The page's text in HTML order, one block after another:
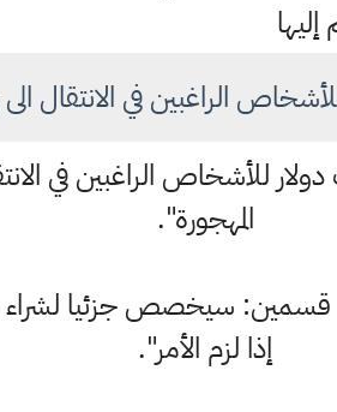
"سنقدم ما يصل إلى 30 ألف دولار
المهجورة".
سيخصص جزئيا لشراء
إذا لزم الأمر".